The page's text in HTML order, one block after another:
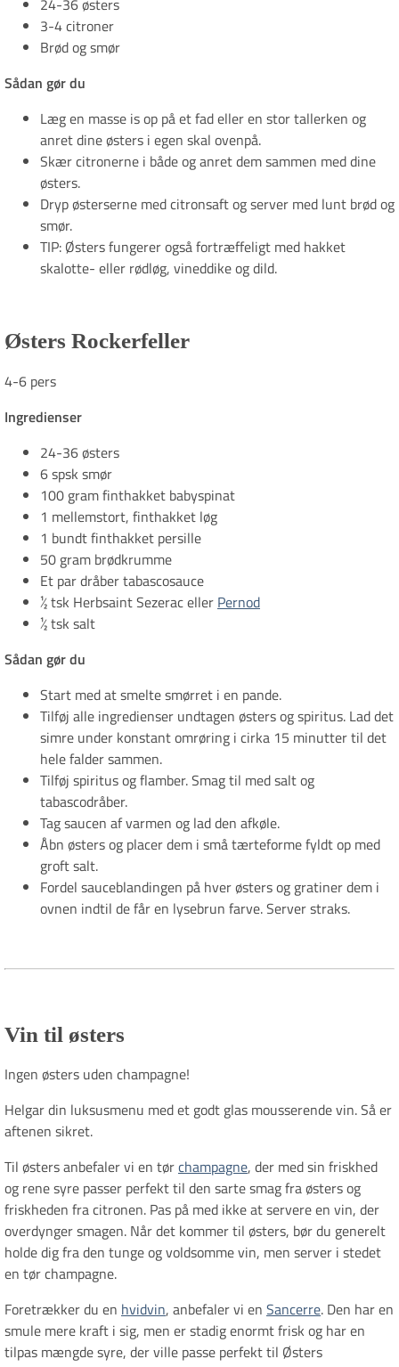
24-36 østers
3-4 citroner
Brød og smør
Sådan gør du
Læg en masse is op på et fad eller en stor tallerken og
anret dine østers i egen skal ovenpå.
Skær citronerne i både og anret dem sammen med dine
østers.
Dryp østerserne med citronsaft og server med lunt brød og
smør.
TIP: Østers fungerer også fortræffeligt med hakket
skalotte- eller rødløg, vineddike og dild.
Østers Rockerfeller
4-6 pers
Ingredienser
24-36 østers
6 spsk smør
100 gram finthakket babyspinat
1 mellemstort, finthakket løg
1 bundt finthakket persille
50 gram brødkrumme
Et par dråber tabascosauce
½ tsk Herbsaint Sezerac eller Pernod
½ tsk salt
Sådan gør du
Start med at smelte smørret i en pande.
Tilføj alle ingredienser undtagen østers og spiritus. Lad det
simre under konstant omrøring i cirka 15 minutter til det
hele falder sammen.
Tilføj spiritus og flamber. Smag til med salt og
tabascodråber.
Tag saucen af varmen og lad den afkøle.
Åbn østers og placer dem i små tærteforme fyldt op med
groft salt.
Fordel sauceblandingen på hver østers og gratiner dem i
ovnen indtil de får en lysebrun farve. Server straks.
Vin til østers
Ingen østers uden champagne!
Helgar din luksusmenu med et godt glas mousserende vin. Så er
aftenen sikret.
Til østers anbefaler vi en tørchampagne, der med sin friskhed
og rene syre passer perfekt til den sarte smag fra østers og
friskheden fra citronen. Pas på med ikke at servere en vin, der
overdynger smagen. Når det kommer til østers, bør du generelt
holde dig fra den tunge og voldsomme vin, men server i stedet
en tør champagne.
Foretrækker du en hvidvin, anbefaler vi en Sancerre. Den har en
smule mere kraft i sig, men er stadig enormt frisk og har en
tilpas mængde syre, der ville passe perfekt til Østers